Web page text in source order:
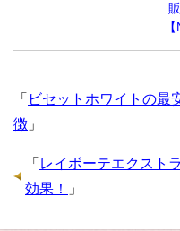
「 ビセットホワイトの最
徴 」
「 レイボーテエクスト
効果！
」